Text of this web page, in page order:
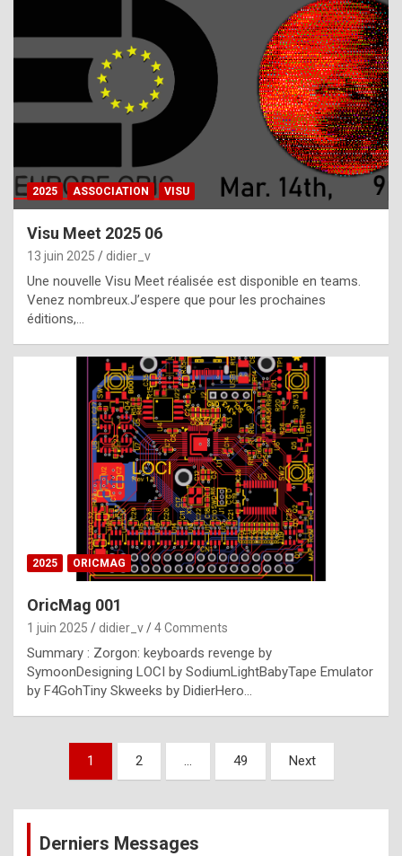
h
a
t
t
e
b
e
s
t
p
h
o
n
y
l
e
x
a
2025 ASSOCIATION VISU
Visu Meet 2025 06
13 juin 2025 didier_v
Une nouvelle Visu Meet réalisée est disponible en teams.
Venez nombreux.J’espere que pour les prochaines
éditions,…
2025 ORICMAG
OricMag 001
1 juin 2025 didier_v 4 Comments
Summary : Zorgon: keyboards revenge by
SymoonDesigning LOCI by SodiumLightBabyTape Emulator
by F4GohTiny Skweeks by DidierHero…
Pagination
publications
1 2 … 49 Next
Derniers Messages